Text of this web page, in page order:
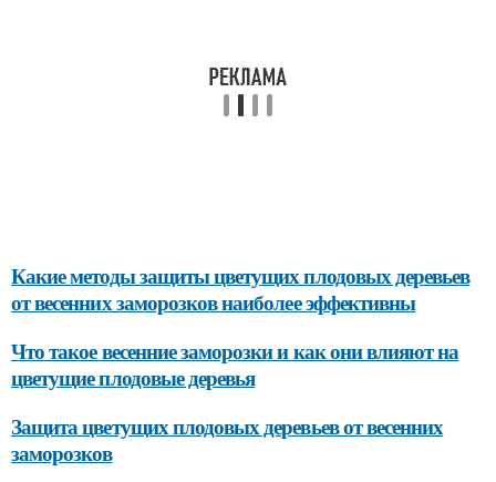
Какие методы защиты цветущих плодовых деревьев
от весенних заморозков наиболее эффективны
Что такое весенние заморозки и как они влияют на
цветущие плодовые деревья
Защита цветущих плодовых деревьев от весенних
заморозков